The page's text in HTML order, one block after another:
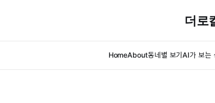
더로
HomeAbout동네별 보기AI가 보는